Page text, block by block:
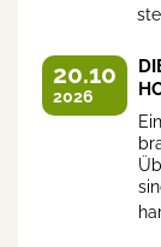
20.10
2026